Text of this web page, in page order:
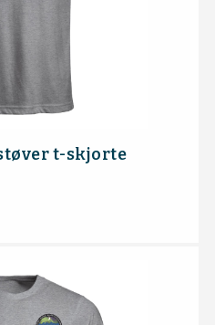
t-skjorte